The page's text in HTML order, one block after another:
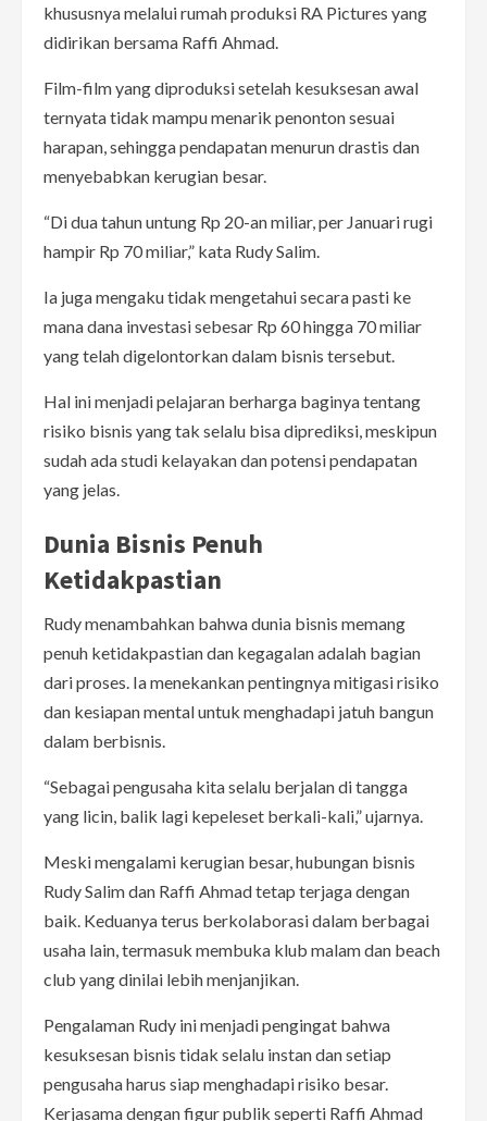
khususnya melalui rumah produksi RA Pictures yang
didirikan bersama Raffi Ahmad.
Film-film yang diproduksi setelah kesuksesan awal
ternyata tidak mampu menarik penonton sesuai
harapan, sehingga pendapatan menurun drastis dan
menyebabkan kerugian besar.
“Di dua tahun untung Rp 20-an miliar, per Januari rugi
hampir Rp 70 miliar,” kata Rudy Salim.
Ia juga mengaku tidak mengetahui secara pasti ke
mana dana investasi sebesar Rp 60 hingga 70 miliar
yang telah digelontorkan dalam bisnis tersebut.
Hal ini menjadi pelajaran berharga baginya tentang
risiko bisnis yang tak selalu bisa diprediksi, meskipun
sudah ada studi kelayakan dan potensi pendapatan
yang jelas.
Dunia Bisnis Penuh
Ketidakpastian
Rudy menambahkan bahwa dunia bisnis memang
penuh ketidakpastian dan kegagalan adalah bagian
dari proses. Ia menekankan pentingnya mitigasi risiko
dan kesiapan mental untuk menghadapi jatuh bangun
dalam berbisnis.
“Sebagai pengusaha kita selalu berjalan di tangga
yang licin, balik lagi kepeleset berkali-kali,” ujarnya.
Meski mengalami kerugian besar, hubungan bisnis
Rudy Salim dan Raffi Ahmad tetap terjaga dengan
baik. Keduanya terus berkolaborasi dalam berbagai
usaha lain, termasuk membuka klub malam dan beach
club yang dinilai lebih menjanjikan.
Pengalaman Rudy ini menjadi pengingat bahwa
kesuksesan bisnis tidak selalu instan dan setiap
pengusaha harus siap menghadapi risiko besar.
Kerjasama dengan figur publik seperti Raffi Ahmad